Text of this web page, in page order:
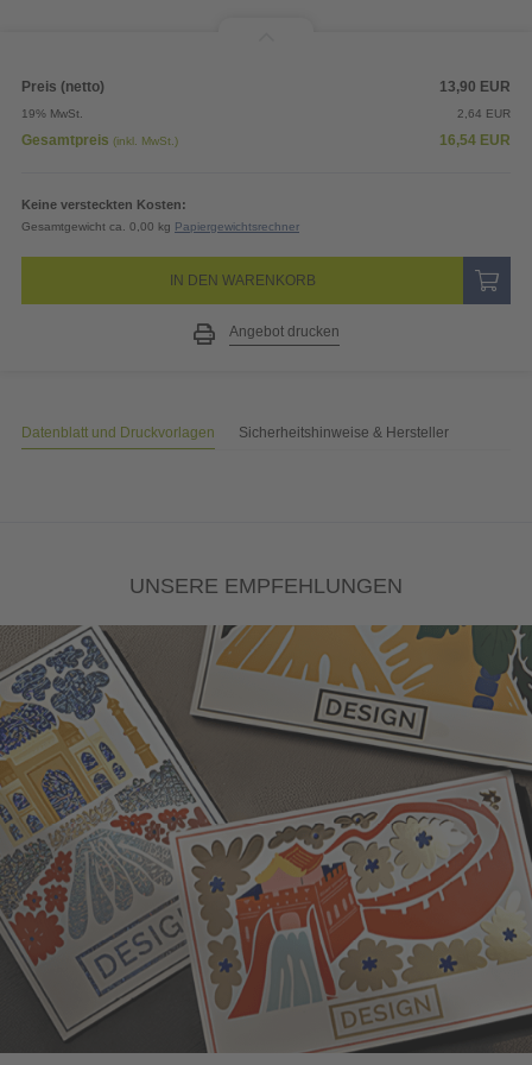
Preis (netto) 13,90 EUR
19% MwSt. 2,64 EUR
Gesamtpreis (inkl. MwSt.) 16,54 EUR
Keine versteckten Kosten:
Gesamtgewicht ca. 0,00 kg Papiergewichtsrechner
IN DEN WARENKORB
Angebot drucken
Datenblatt und Druckvorlagen Sicherheitshinweise & Hersteller
UNSERE EMPFEHLUNGEN